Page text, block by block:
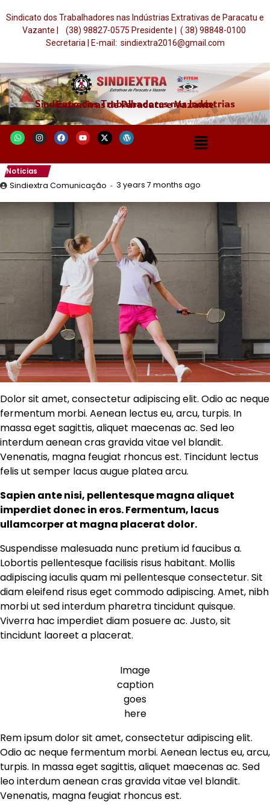
Sindicato dos Trabalhadores nas Indústrias Extrativas de Paracatu e
Vazante | (38) 98827-0575 Presidente | ( 38) 98848-0100
Secretaria | E-mail: sindiextra2016@gmail.com
Sindicato dos Trabalhadores nas Indústrias Extrativas de Paracatu e Vazante
Noticias
Sindiextra Comunicação 3 years 7 months ago
Dolor sit amet, consectetur adipiscing elit. Odio ac neque
fermentum morbi. Aenean lectus eu, arcu, turpis. In
massa eget sagittis, aliquet maecenas ac. Sed leo
interdum aenean cras gravida vitae vel blandit.
Venenatis, magna feugiat rhoncus est. Tincidunt lectus
felis ut semper lacus augue platea arcu.
Sapien ante nisi, pellentesque magna aliquet
imperdiet donec in eros. Fermentum, lacus
ullamcorper at magna placerat dolor.
Suspendisse malesuada nunc pretium id faucibus a.
Lobortis pellentesque facilisis risus habitant. Mollis
adipiscing iaculis quam mi pellentesque consectetur. Sit
diam eleifend risus eget commodo adipiscing. Amet, nibh
morbi ut sed interdum pharetra tincidunt quisque.
Viverra hac imperdiet diam posuere ac. Justo, sit
tincidunt laoreet a placerat.
Image
caption
goes
here
Rem ipsum dolor sit amet, consectetur adipiscing elit.
Odio ac neque fermentum morbi. Aenean lectus eu, arcu,
turpis. In massa eget sagittis, aliquet maecenas ac. Sed
leo interdum aenean cras gravida vitae vel blandit.
Venenatis, magna feugiat rhoncus est.